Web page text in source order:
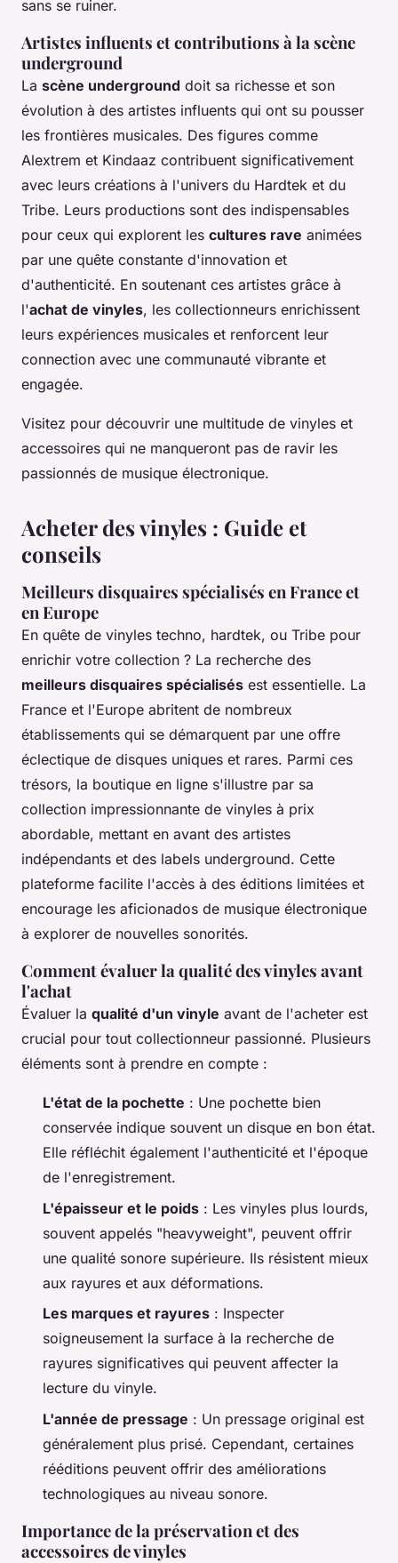
sans se ruiner.
Artistes influents et contributions à la scène
underground
La scène underground doit sa richesse et son
évolution à des artistes influents qui ont su pousser
les frontières musicales. Des figures comme
Alextrem et Kindaaz contribuent significativement
avec leurs créations à l'univers du Hardtek et du
Tribe. Leurs productions sont des indispensables
pour ceux qui explorent les cultures rave animées
par une quête constante d'innovation et
d'authenticité. En soutenant ces artistes grâce à
l'achat de vinyles, les collectionneurs enrichissent
leurs expériences musicales et renforcent leur
connection avec une communauté vibrante et
engagée.
Visitez pour découvrir une multitude de vinyles et
accessoires qui ne manqueront pas de ravir les
passionnés de musique électronique.
Acheter des vinyles : Guide et
conseils
Meilleurs disquaires spécialisés en France et
en Europe
En quête de vinyles techno, hardtek, ou Tribe pour
enrichir votre collection ? La recherche des
meilleurs disquaires spécialisés est essentielle. La
France et l'Europe abritent de nombreux
établissements qui se démarquent par une offre
éclectique de disques uniques et rares. Parmi ces
trésors, la boutique en ligne s'illustre par sa
collection impressionnante de vinyles à prix
abordable, mettant en avant des artistes
indépendants et des labels underground. Cette
plateforme facilite l'accès à des éditions limitées et
encourage les aficionados de musique électronique
à explorer de nouvelles sonorités.
Comment évaluer la qualité des vinyles avant
l'achat
Évaluer la qualité d'un vinyle avant de l'acheter est
crucial pour tout collectionneur passionné. Plusieurs
éléments sont à prendre en compte :
L'état de la pochette : Une pochette bien
conservée indique souvent un disque en bon état.
Elle réfléchit également l'authenticité et l'époque
de l'enregistrement.
L'épaisseur et le poids : Les vinyles plus lourds,
souvent appelés "heavyweight", peuvent offrir
une qualité sonore supérieure. Ils résistent mieux
aux rayures et aux déformations.
Les marques et rayures : Inspecter
soigneusement la surface à la recherche de
rayures significatives qui peuvent affecter la
lecture du vinyle.
L'année de pressage : Un pressage original est
généralement plus prisé. Cependant, certaines
rééditions peuvent offrir des améliorations
technologiques au niveau sonore.
Importance de la préservation et des
accessoires de vinyles